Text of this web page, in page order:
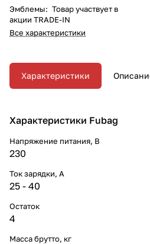
Эмблемы: Товар участвует в
акции TRADE-IN
Все характеристики
Характеристики
Характеристики Fubag
Напряжение питания, В
230
Ток зарядки, А
25 - 40
Остаток
4
Масса брутто, кг